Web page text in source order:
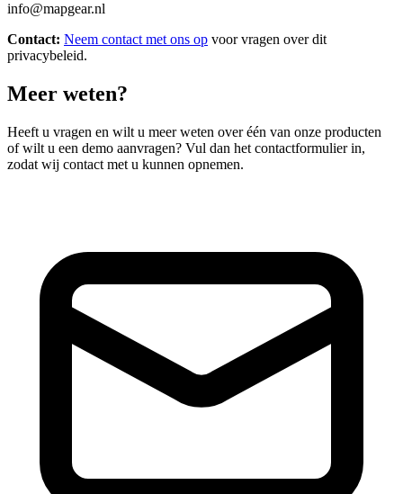
info@mapgear.nl
Contact: Neem contact met ons op voor vragen over dit
privacybeleid.
Meer weten?
Heeft u vragen en wilt u meer weten over één van onze producten
of wilt u een demo aanvragen? Vul dan het contactformulier in,
zodat wij contact met u kunnen opnemen.